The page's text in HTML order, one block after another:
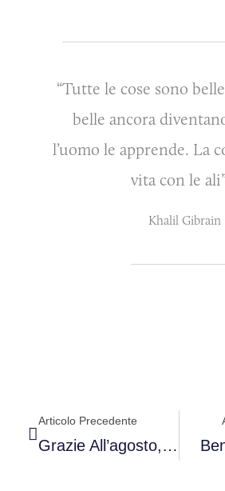
“Tutte le cose sono
belle ancora
l’uomo le apprende. La
vita con le
Khalil Gibrain
Articolo Precedente
Grazie All’agosto, A Settembre Volano Le Idee